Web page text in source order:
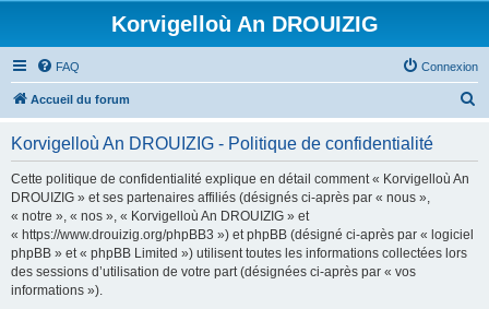
Korvigelloù An DROUIZIG
FAQ Connexion
Accueil du forum
Korvigelloù An DROUIZIG - Politique de confidentialité
Cette politique de confidentialité explique en détail comment « Korvigelloù An
DROUIZIG » et ses partenaires affiliés (désignés ci-après par « nous »,
« notre », « nos », « Korvigelloù An DROUIZIG » et
« https://www.drouizig.org/phpBB3 ») et phpBB (désigné ci-après par « logiciel
phpBB » et « phpBB Limited ») utilisent toutes les informations collectées lors
des sessions d’utilisation de votre part (désignées ci-après par « vos
informations »).